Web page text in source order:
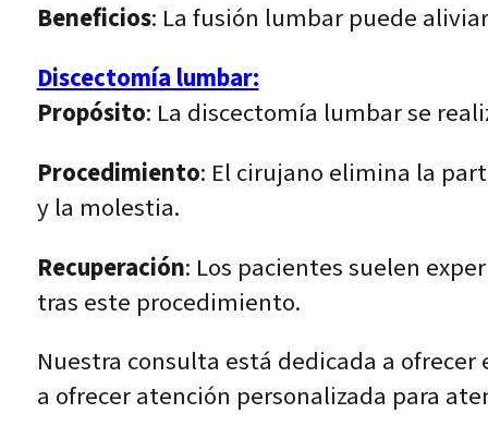
Beneficios: La fusión lumbar puede
Discectomía lumbar:
Propósito: La discectomía lumbar se
Procedimiento: El cirujano elimina la
y la molestia.
Recuperación: Los pacientes suelen
tras este procedimiento.
Nuestra consulta está dedicada a
a ofrecer atención personalizada para